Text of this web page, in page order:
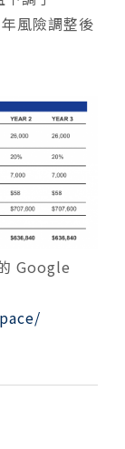
風險調整後
Google